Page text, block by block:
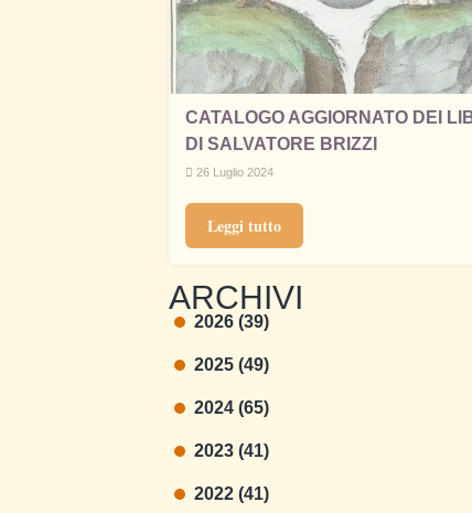
CATALOGO AGGIORNATO DEI
DI SALVATORE BRIZZI
26 Luglio 2024
Leggi tutto
ARCHIVI
2026 (39)
2025 (49)
2024 (65)
2023 (41)
2022 (41)